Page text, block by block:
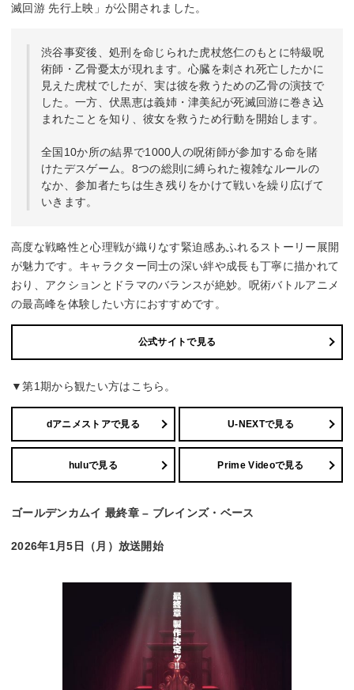
滅回游 先行上映」が公開されました。
渋谷事変後、処刑を命じられた虎杖悠仁のもとに特級呪
術師・乙骨憂太が現れます。心臓を刺され死亡したかに
見えた虎杖でしたが、実は彼を救うための乙骨の演技で
した。一方、伏黒恵は義姉・津美紀が死滅回游に巻き込
まれたことを知り、彼女を救うため行動を開始します。
全国10か所の結界で1000人の呪術師が参加する命を賭
けたデスゲーム。8つの総則に縛られた複雑なルールの
なか、参加者たちは生き残りをかけて戦いを繰り広げて
いきます。
高度な戦略性と心理戦が織りなす緊迫感あふれるストーリー展開
が魅力です。キャラクター同士の深い絆や成長も丁寧に描かれて
おり、アクションとドラマのバランスが絶妙。呪術バトルアニメ
の最高峰を体験したい方におすすめです。
公式サイトで見る
▼第1期から観たい方はこちら。
dアニメストアで見る U-NEXTで見る
huluで見る Prime Videoで見る
ゴールデンカムイ 最終章 – ブレインズ・ベース
2026年1月5日（月）放送開始